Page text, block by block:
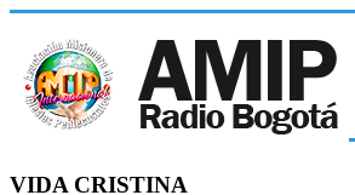
VIDA CRISTINA